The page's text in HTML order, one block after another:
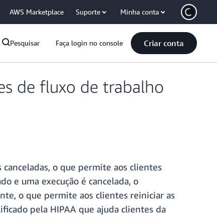
AWS Marketplace Suporte Minha conta
Pesquisar Faça login no console Criar conta
de fluxo de trabalho
o que permite aos clientes
e uma execução é cancelada, o
o que permite aos clientes reiniciar as
pela HIPAA que ajuda clientes da